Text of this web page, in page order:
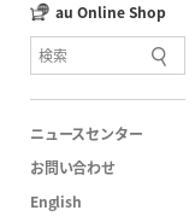
au Online Shop
ニュースセンター
お問い合わせ
English